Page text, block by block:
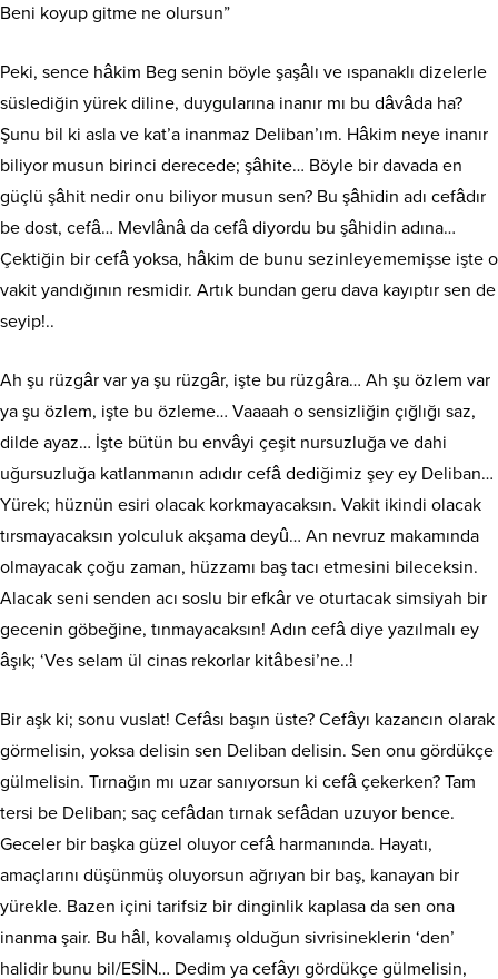
Beni koyup gitme ne olursun”
Peki, sence hâkim Beg senin böyle şaşâlı ve ıspanaklı dizelerle
süslediğin yürek diline, duygularına inanır mı bu dâvâda ha?
Şunu bil ki asla ve kat’a inanmaz Deliban’ım. Hâkim neye inanır
biliyor musun birinci derecede; şâhite… Böyle bir davada en
güçlü şâhit nedir onu biliyor musun sen? Bu şâhidin adı cefâdır
be dost, cefâ… Mevlânâ da cefâ diyordu bu şâhidin adına…
Çektiğin bir cefâ yoksa, hâkim de bunu sezinleyememişse işte o
vakit yandığının resmidir. Artık bundan geru dava kayıptır sen de
seyip!..
Ah şu rüzgâr var ya şu rüzgâr, işte bu rüzgâra… Ah şu özlem var
ya şu özlem, işte bu özleme… Vaaaah o sensizliğin çığlığı saz,
dilde ayaz… İşte bütün bu envâyi çeşit nursuzluğa ve dahi
uğursuzluğa katlanmanın adıdır cefâ dediğimiz şey ey Deliban…
Yürek; hüznün esiri olacak korkmayacaksın. Vakit ikindi olacak
tırsmayacaksın yolculuk akşama deyû… An nevruz makamında
olmayacak çoğu zaman, hüzzamı baş tacı etmesini bileceksin.
Alacak seni senden acı soslu bir efkâr ve oturtacak simsiyah bir
gecenin göbeğine, tınmayacaksın! Adın cefâ diye yazılmalı ey
âşık; ‘Ves selam ül cinas rekorlar kitâbesi’ne..!
Bir aşk ki; sonu vuslat! Cefâsı başın üste? Cefâyı kazancın olarak
görmelisin, yoksa delisin sen Deliban delisin. Sen onu gördükçe
gülmelisin. Tırnağın mı uzar sanıyorsun ki cefâ çekerken? Tam
tersi be Deliban; saç cefâdan tırnak sefâdan uzuyor bence.
Geceler bir başka güzel oluyor cefâ harmanında. Hayatı,
amaçlarını düşünmüş oluyorsun ağrıyan bir baş, kanayan bir
yürekle. Bazen içini tarifsiz bir dinginlik kaplasa da sen ona
inanma şair. Bu hâl, kovalamış olduğun sivrisineklerin ‘den’
halidir bunu bil/ESİN… Dedim ya cefâyı gördükçe gülmelisin,